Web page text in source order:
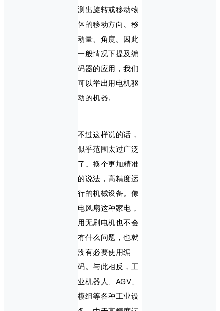
测出旋转或移动物
体的移动方向、移
动量、角度。因此
一般情况下提及编
码器的应用，我们
可以举出用电机驱
动的机器。
不过这样说的话，
似乎范围太过广泛
了。换个更加精准
的说法，高精度运
行的机械设备。像
电风扇这种家电，
用无刷电机也不会
有什么问题，也就
没有必要使用编
码。与此相反，工
业机器人、AGV、
模组等各种工业设